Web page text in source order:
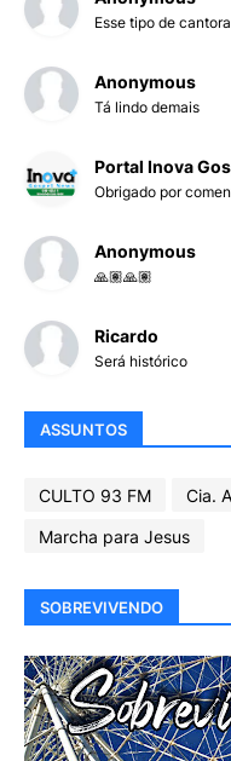
Esse tipo de
Anonymous
Tá lindo demais
Portal Inova
Obrigado por
Anonymous
🙏🏽🙏🏽
Ricardo
Será histórico
ASSUNTOS
CULTO 93 FM Cia.
Marcha para Jesus
SOBREVIVENDO